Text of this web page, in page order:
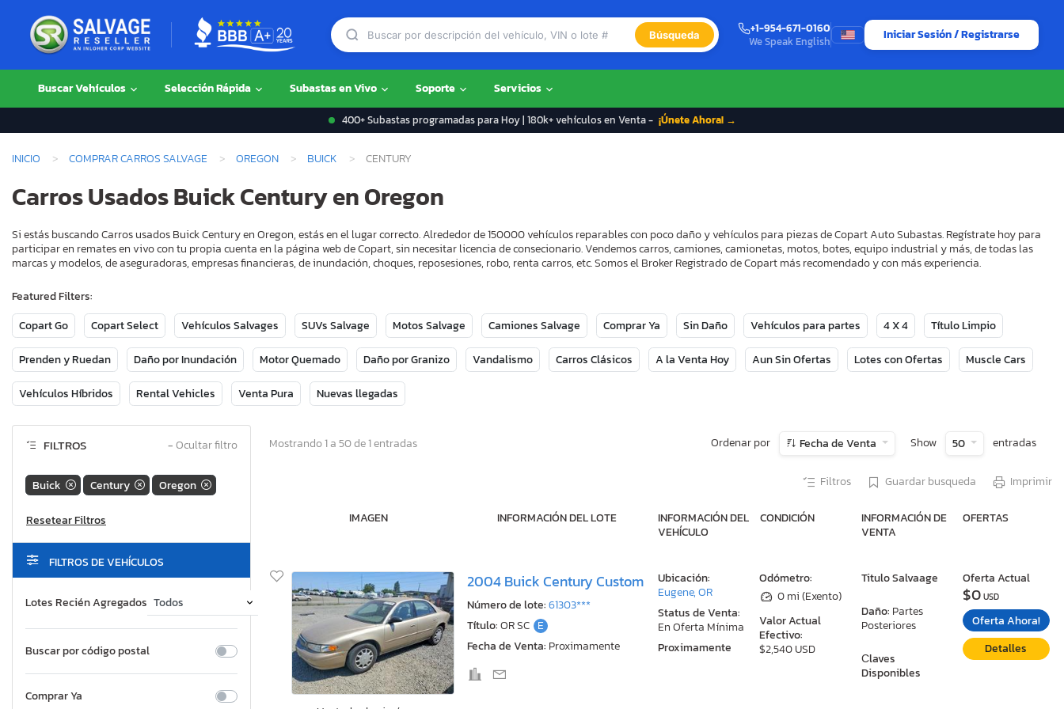
Búsqueda
+1-954-671-0160
We Speak English
Iniciar Sesión / Registrarse
Buscar Vehículos Selección Rápida Subastas en Vivo Soporte Servicios
400+ Subastas programadas para Hoy | 180k+ vehículos en Venta - ¡Únete Ahora! →
INICIO COMPRAR CARROS SALVAGE OREGON BUICK CENTURY
Carros Usados Buick Century en Oregon
Si estás buscando Carros usados Buick Century en Oregon, estás en el lugar correcto. Alrededor de 150000 vehículos reparables con poco daño y vehículos para piezas de Copart Auto Subastas. Regístrate hoy para
participar en remates en vivo con tu propia cuenta en la página web de Copart, sin necesitar licencia de consecionario. Vendemos carros, camiones, camionetas, motos, botes, equipo industrial y más, de todas las
marcas y modelos, de aseguradoras, empresas financieras, de inundación, choques, reposesiones, robo, renta carros, etc. Somos el Broker Registrado de Copart más recomendado y con más experiencia.
Featured Filters:
Copart Go
Copart Select Vehículos Salvages SUVs Salvage Motos Salvage Camiones Salvage Comprar Ya Sin Daño Vehículos para partes 4 X 4 Título Limpio
Prenden y Ruedan Daño por Inundación Motor Quemado Daño por Granizo Vandalismo Carros Clásicos A la Venta Hoy Aun Sin Ofertas Lotes con Ofertas Muscle Cars
Vehículos Híbridos Rental Vehicles Venta Pura Nuevas llegadas
FILTROS −Ocultar filtro
Buick Century Oregon
FILTROS DE VEHÍCULOS
Lotes Recién Agregados
Buscar por código postal
Comprar Ya
Mostrando 1 a 50 de 1 entradas Ordenar por Fecha de Venta Show 50 entradas
Filtros Guardar busqueda Imprimir
IMAGEN INFORMACIÓN DEL LOTE
INFORMACIÓN DEL
VEHÍCULO
CONDICIÓN
INFORMACIÓN DE
VENTA
OFERTAS
2004 Buick Century Custom
Número de lote:61303***
Título:OR SC E
Fecha de Venta: Proximamente
Odómetro:
0 mi (Exento)
Valor Actual
Efectivo:
$2,540 USD
Titulo Salvaage
Daño: Partes
Posteriores
Сlaves
Disponibles
Ubicación:
Eugene, OR
Status de Venta:
En Oferta Mínima
Proximamente
Oferta Actual
$0USD
Oferta Ahora!
Detalles